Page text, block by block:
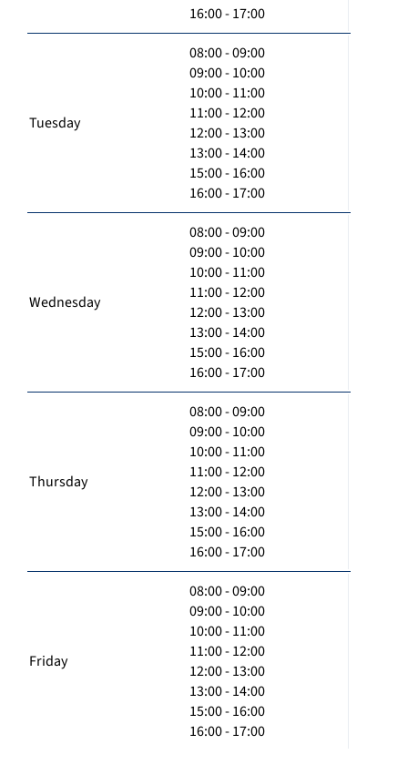
16:00 - 17:00
Tuesday
08:00 - 09:00
09:00 - 10:00
10:00 - 11:00
11:00 - 12:00
12:00 - 13:00
13:00 - 14:00
15:00 - 16:00
16:00 - 17:00
Wednesday
08:00 - 09:00
09:00 - 10:00
10:00 - 11:00
11:00 - 12:00
12:00 - 13:00
13:00 - 14:00
15:00 - 16:00
16:00 - 17:00
Thursday
08:00 - 09:00
09:00 - 10:00
10:00 - 11:00
11:00 - 12:00
12:00 - 13:00
13:00 - 14:00
15:00 - 16:00
16:00 - 17:00
Friday
08:00 - 09:00
09:00 - 10:00
10:00 - 11:00
11:00 - 12:00
12:00 - 13:00
13:00 - 14:00
15:00 - 16:00
16:00 - 17:00